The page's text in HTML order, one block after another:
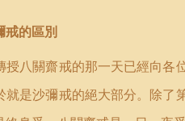
戒的區別
授八關齋戒的那一天已經向
就是沙彌戒的絕大部分。除